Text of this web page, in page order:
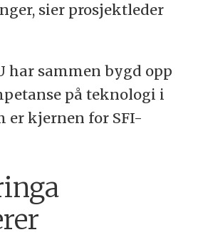
sier prosjektleder
har sammen bygd opp
på teknologi i
er kjernen for SFI-